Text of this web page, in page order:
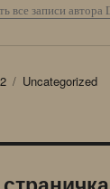
все записи автора
Рубрики
Uncategorized